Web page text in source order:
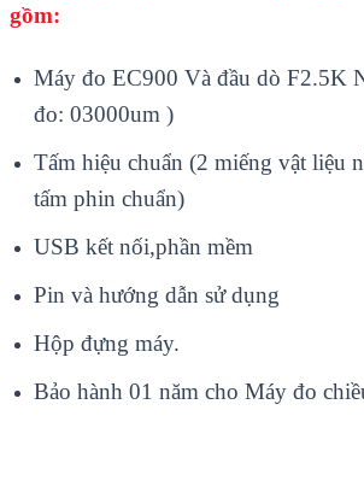
gồm:
Máy đo EC900 Và đầu dò F2.5K
đo: 03000um )
Tấm hiệu chuẩn (2 miếng vật liệu
tấm phin chuẩn)
USB kết nối,phần mềm
Pin và hướng dẫn sử dụng
Hộp đựng máy.
Bảo hành 01 năm cho Máy đo